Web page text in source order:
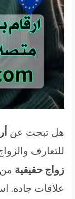
هل تبحث عن
للتعارف
زواج حقيقية
علاقات جادة.